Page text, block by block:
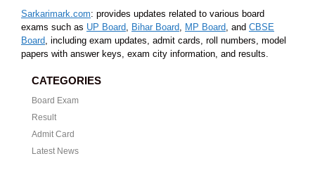
Sarkarimark.com: provides updates related to various board
exams such as UP Board, Bihar Board, MP Board, and CBSE
Board, including exam updates, admit cards, roll numbers, model
papers with answer keys, exam city information, and results.
CATEGORIES
Board Exam
Result
Admit Card
Latest News